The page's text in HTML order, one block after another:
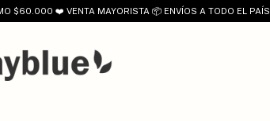
$60.000 ❤️ VENTA MAYORISTA 📦 ENVÍOS A TODO EL PAÍS